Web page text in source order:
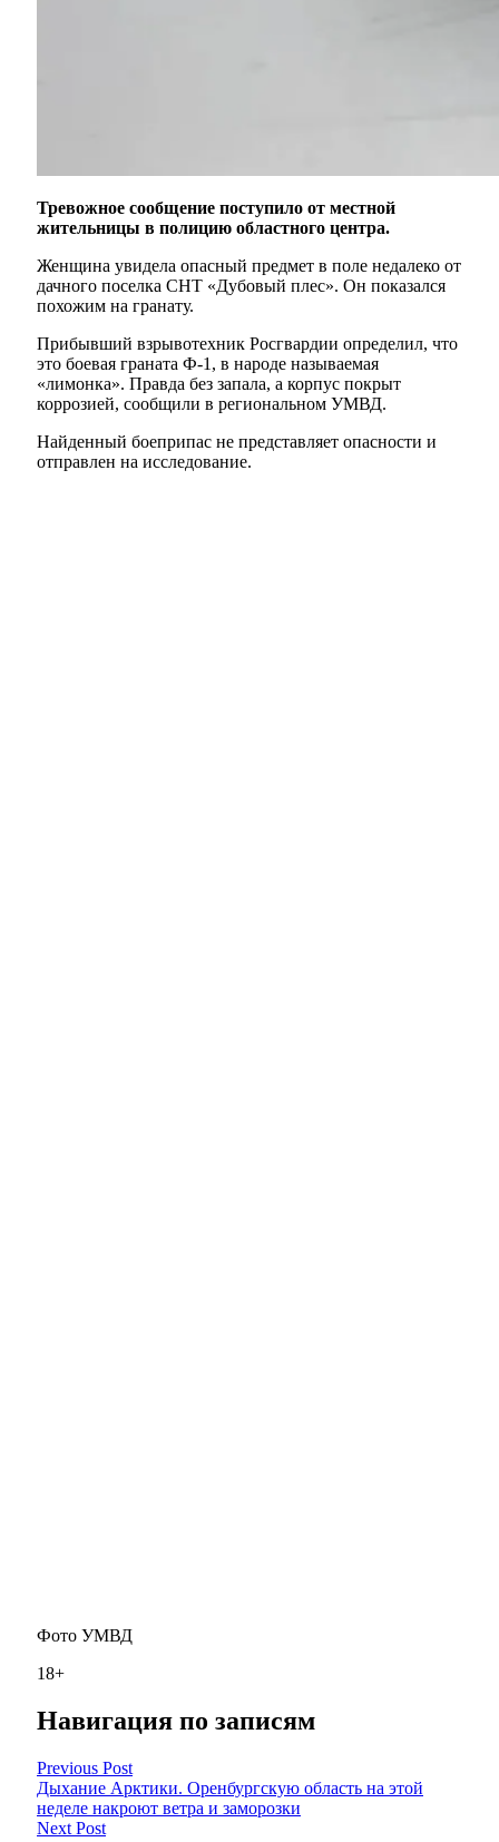
Тревожное сообщение поступило от местной
жительницы в полицию областного центра.
Женщина увидела опасный предмет в поле недалеко от
дачного поселка СНТ «Дубовый плес». Он показался
похожим на гранату.
Прибывший взрывотехник Росгвардии определил, что
это боевая граната Ф-1, в народе называемая
«лимонка». Правда без запала, а корпус покрыт
коррозией, сообщили в региональном УМВД.
Найденный боеприпас не представляет опасности и
отправлен на исследование.
Фото УМВД
18+
Навигация по записям
Previous Post
Дыхание Арктики. Оренбургскую область на этой
неделе накроют ветра и заморозки
Next Post